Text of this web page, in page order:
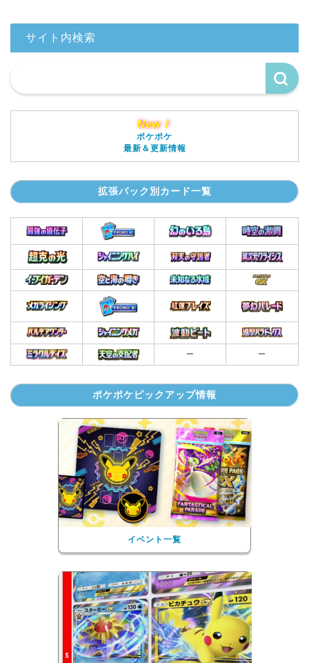
サイト内検索
New！
ポケポケ
最新＆更新情報
拡張パック別カード一覧
ー ー
ポケポケピックアップ情報
イベント一覧